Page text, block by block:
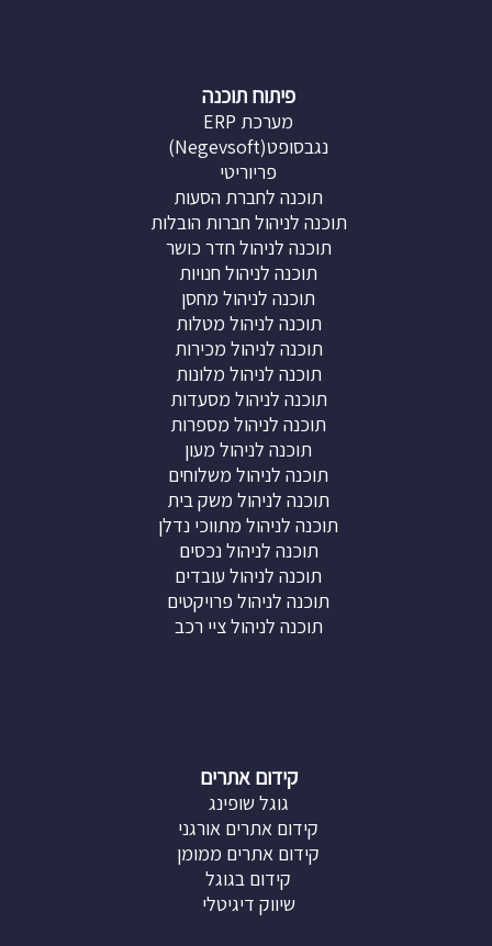
פיתוח תוכנה
מערכת ERP
נגבסופט(Negevsoft)
פריוריטי
תוכנה לחברת הסעות
תוכנה לניהול חברות הובלות
תוכנה לניהול חדר כושר
תוכנה לניהול חנויות
תוכנה לניהול מחסן
תוכנה לניהול מטלות
תוכנה לניהול מכירות
תוכנה לניהול מלונות
תוכנה לניהול מסעדות
תוכנה לניהול מספרות
תוכנה לניהול מעון
תוכנה לניהול משלוחים
תוכנה לניהול משק בית
תוכנה לניהול מתווכי נדלן
תוכנה לניהול נכסים
תוכנה לניהול עובדים
תוכנה לניהול פרויקטים
תוכנה לניהול ציי רכב
קידום אתרים
גוגל שופינג
קידום אתרים אורגני
קידום אתרים ממומן
קידום בגוגל
שיווק דיגיטלי